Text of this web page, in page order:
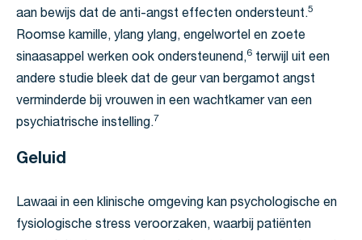
aan bewijs dat de anti-angst effecten ondersteunt.5
Roomse kamille, ylang ylang, engelwortel en zoete
sinaasappel werken ook ondersteunend,6 terwijl uit een
andere studie bleek dat de geur van bergamot angst
verminderde bij vrouwen in een wachtkamer van een
psychiatrische instelling.7
Geluid
Lawaai in een klinische omgeving kan psychologische en
fysiologische stress veroorzaken, waarbij patiënten